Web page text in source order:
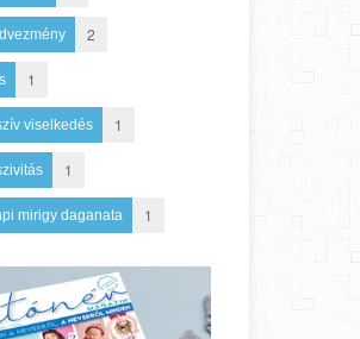
2
1
viselkedés 1
1
mirigy daganata 1